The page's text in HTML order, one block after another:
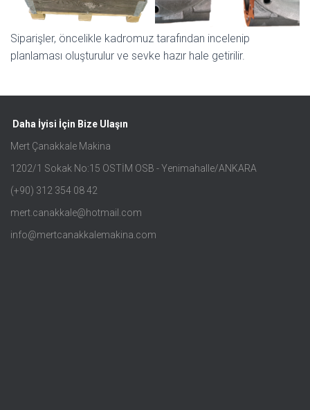
Siparişler, öncelikle kadromuz tarafından incelenip
planlaması oluşturulur ve sevke hazır hale getirilir.
Daha İyisi İçin Bize Ulaşın
Mert Çanakkale Makina
1202/1 Sokak No:15 OSTİM OSB - Yenimahalle/ANKARA
(+90) 312 354 08 42
mert.canakkale@hotmail.com
info@mertcanakkalemakina.com